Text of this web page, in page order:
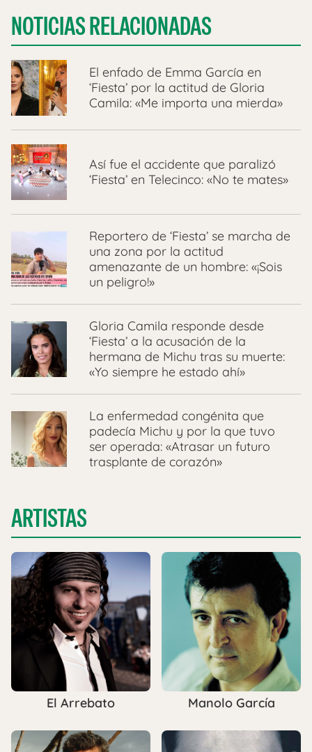
NOTICIAS RELACIONADAS
El enfado de Emma García en
‘Fiesta’ por la actitud de Gloria
Camila: «Me importa una mierda»
Así fue el accidente que paralizó
‘Fiesta’ en Telecinco: «No te mates»
Reportero de ‘Fiesta’ se marcha de
una zona por la actitud
amenazante de un hombre: «¡Sois
un peligro!»
Gloria Camila responde desde
‘Fiesta’ a la acusación de la
hermana de Michu tras su muerte:
«Yo siempre he estado ahí»
La enfermedad congénita que
padecía Michu y por la que tuvo
ser operada: «Atrasar un futuro
trasplante de corazón»
ARTISTAS
El Arrebato Manolo García